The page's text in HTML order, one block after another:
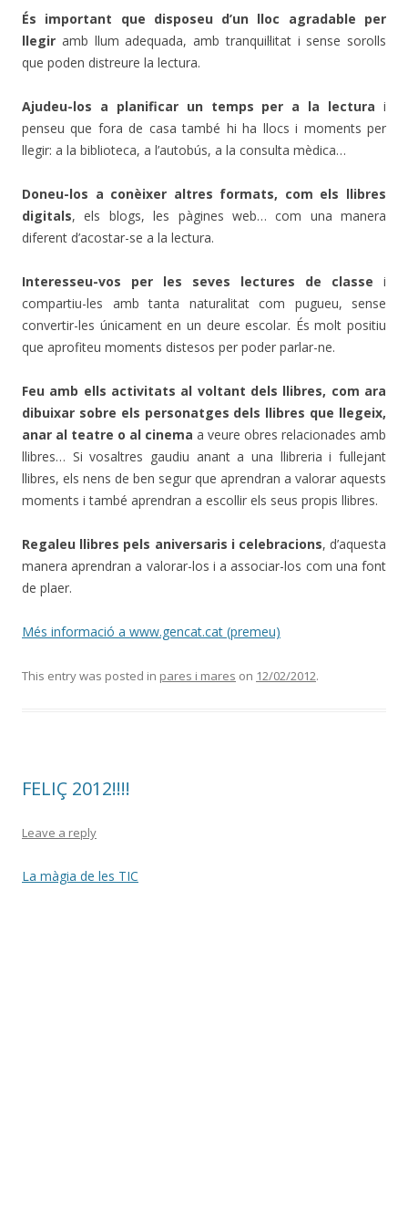
És important que disposeu d’un lloc agradable per
llegir amb llum adequada, amb tranquil·litat i sense sorolls
que poden distreure la lectura.
Ajudeu-los a planificar un temps per a la lectura i
penseu que fora de casa també hi ha llocs i moments per
llegir: a la biblioteca, a l’autobús, a la consulta mèdica…
Doneu-los a conèixer altres formats, com els llibres
digitals, els blogs, les pàgines web… com una manera
diferent d’acostar-se a la lectura.
Interesseu-vos per les seves lectures de classe i
compartiu-les amb tanta naturalitat com pugueu, sense
convertir-les únicament en un deure escolar. És molt positiu
que aprofiteu moments distesos per poder parlar-ne.
Feu amb ells activitats al voltant dels llibres, com ara
dibuixar sobre els personatges dels llibres que llegeix,
anar al teatre o al cinema a veure obres relacionades amb
llibres… Si vosaltres gaudiu anant a una llibreria i fullejant
llibres, els nens de ben segur que aprendran a valorar aquests
moments i també aprendran a escollir els seus propis llibres.
Regaleu llibres pels aniversaris i celebracions, d’aquesta
manera aprendran a valorar-los i a associar-los com una font
de plaer.
Més informació a www.gencat.cat (premeu)
This entry was posted in pares i mares on 12/02/2012.
FELIÇ 2012!!!!
Leave a reply
La màgia de les TIC